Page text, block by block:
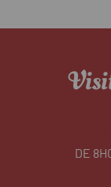
DE